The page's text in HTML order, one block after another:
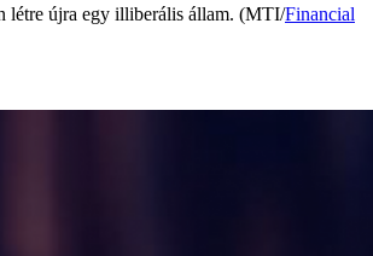
létre újra egy illiberális állam. (MTI/Financial